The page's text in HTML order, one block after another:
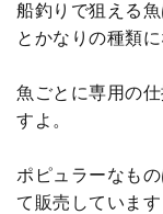
船釣りで狙える
とかなりの種類に
魚ごとに専用の
すよ。
ポピュラーなも
て販売していま